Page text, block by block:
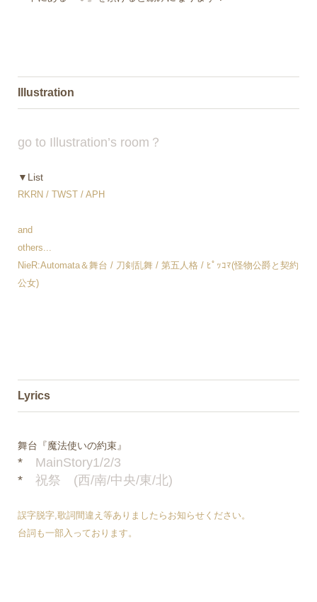
Illustration
go to Illustration’s room？
▼List
RKRN / TWST / APH
and
others...
NieR:Automata＆舞台 / 刀剣乱舞 / 第五人格 / ﾋﾟｯｺﾏ(怪物公爵と契約
公女)
Lyrics
舞台『魔法使いの約束』
* MainStory1/2/3
* 祝祭 (西/南/中央/東/北)
誤字脱字,歌詞間違え等ありましたらお知らせください。
台詞も一部入っております。